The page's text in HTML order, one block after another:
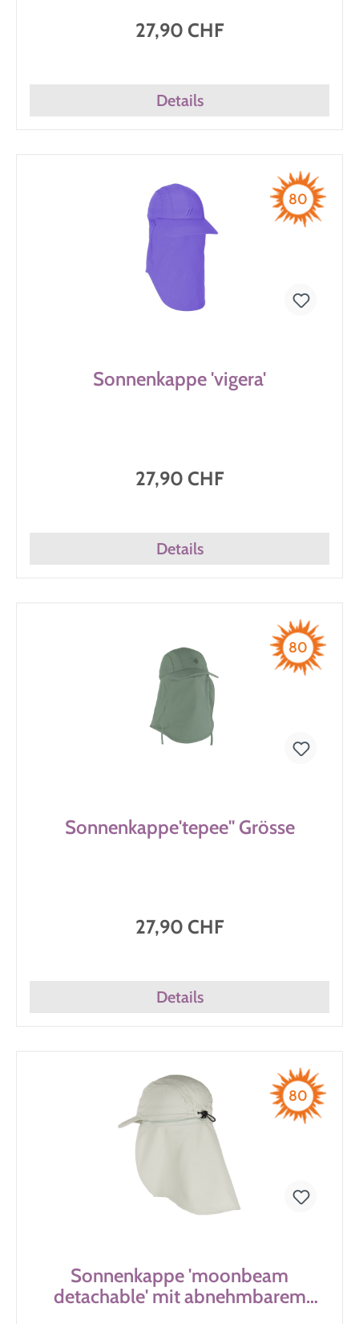
27,90 CHF
Details
80
Sonnenkappe 'vigera'
27,90 CHF
Details
80
Sonnenkappe'tepee'' Grösse
27,90 CHF
Details
80
Sonnenkappe 'moonbeam
detachable' mit abnehmbarem